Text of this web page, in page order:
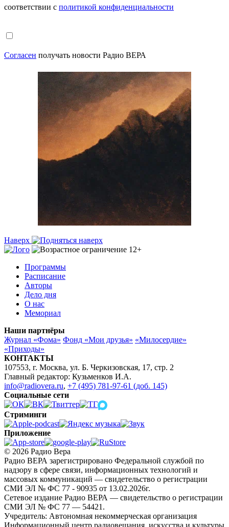
соответствии с политикой конфиденциальности
Согласен получать новости Радио ВЕРА
Наверх
Программы
Расписание
Авторы
Дело дня
О нас
Мемориал
Наши партнёры
Журнал «Фома» Фонд «Мои друзья» «Милосердие»
«Приходы»
КОНТАКТЫ
107553, г. Москва, ул. Б. Черкизовская, 17, стр. 2
Главный редактор: Кузьменков И.А.
info@radiovera.ru, +7 (495) 781-97-61 (доб. 145)
Социальные сети
Стриминги
Приложение
© 2026 Радио Вера
Радио ВЕРА зарегистрировано Федеральной службой по
надзору в сфере связи, информационных технологий и
массовых коммуникаций — свидетельство о регистрации
СМИ ЭЛ № ФС 77 - 90935 от 13.02.2026г.
Сетевое издание Радио ВЕРА — свидетельство о регистрации
СМИ ЭЛ № ФС 77 — 54421.
Учредитель: Автономная некоммерческая организация
Информационный центр радиовещания, искусства и культуры